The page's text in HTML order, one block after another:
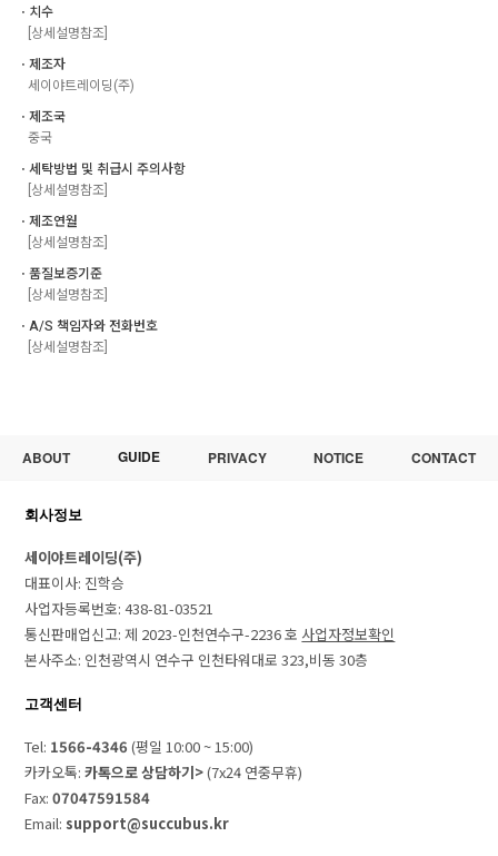
ㆍ치수
[상세설명참조]
ㆍ제조자
세이야트레이딩(주)
ㆍ제조국
중국
ㆍ세탁방법 및 취급시 주의사항
[상세설명참조]
ㆍ제조연월
[상세설명참조]
ㆍ품질보증기준
[상세설명참조]
ㆍA/S 책임자와 전화번호
[상세설명참조]
ABOUT GUIDE PRIVACY NOTICE CONTACT
회사정보
세이야트레이딩(주)
대표이사: 진학승
사업자등록번호: 438-81-03521
통신판매업신고: 제 2023-인천연수구-2236 호 사업자정보확인
본사주소: 인천광역시 연수구 인천타워대로 323,비동 30층
고객센터
Tel: 1566-4346 (평일 10:00 ~ 15:00)
카카오톡:카톡으로 상담하기>(7x24 연중무휴)
Fax:07047591584
Email:support@succubus.kr